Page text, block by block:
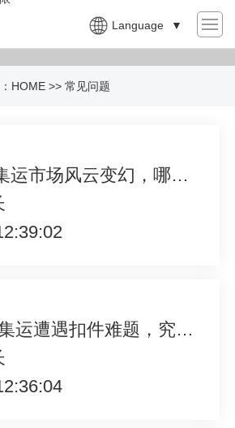
Language ▼
HOME >> 常见问题
2026年澳洲集运市场风云变幻，哪个APP才是真正好用之选？
2026 年澳洲集运遭遇扣件难题，究竟该如何妥善处理？